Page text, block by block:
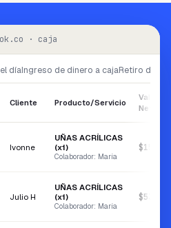
· caja
díaIngreso de dinero a cajaRetiro de
Cliente Producto/Servicio
Valor
Neto
Ivonne
UÑAS ACRÍLICAS
(x1)
Colaborador: María
Julio H
UÑAS ACRÍLICAS
(x1)
Colaborador: María